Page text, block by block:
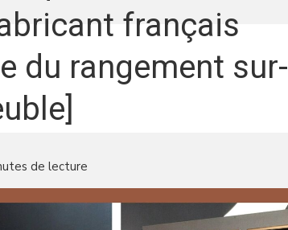
français
du rangement sur-
de lecture